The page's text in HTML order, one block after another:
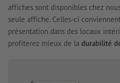
affiches sont disponibles chez
seule affiche. Celles-ci
présentation dans des locaux
profiterez mieux de la durabilité